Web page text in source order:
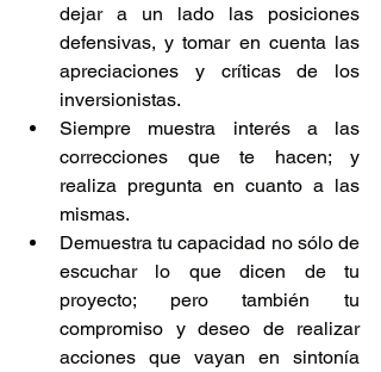
dejar a un lado las posiciones
defensivas, y tomar en cuenta las
apreciaciones y críticas de los
inversionistas.
Siempre muestra interés a las
correcciones que te hacen; y
realiza pregunta en cuanto a las
mismas.
Demuestra tu capacidad no sólo de
escuchar lo que dicen de tu
proyecto; pero también tu
compromiso y deseo de realizar
acciones que vayan en sintonía